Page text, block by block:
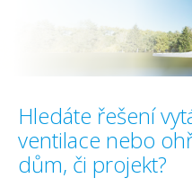
Hledáte řešení
ventilace nebo
dům, či projekt?